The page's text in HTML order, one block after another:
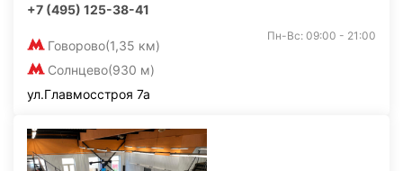
+7 (495) 125-38-41
Говорово(1,35 км)
Солнцево(930 м)
Пн-Вс: 09:00 - 21:00
ул.Главмосстроя 7а